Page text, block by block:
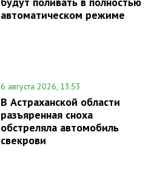
автоматическом режиме
6 августа 2026, 13:53
В Астраханской области
разъяренная сноха
обстреляла автомобиль
свекрови